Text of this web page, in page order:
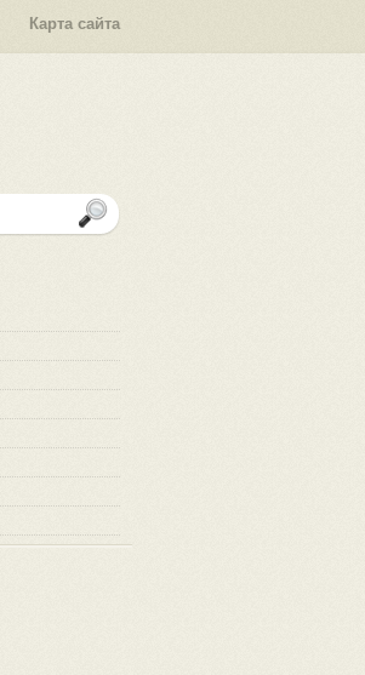
Карта сайта